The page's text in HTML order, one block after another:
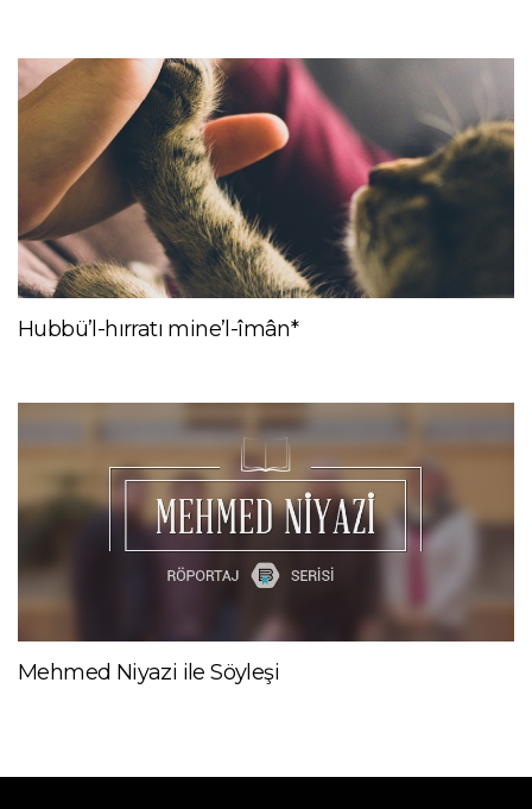
Hubbü’l-hırratı mine’l-îmân*
Mehmed Niyazi ile Söyleşi